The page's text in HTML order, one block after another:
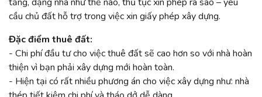
cầu chủ đất hỗ trợ trong việc xin giấy phép xây dựng.
Đặc điểm thuê đất:
- Chi phí đầu tư cho việc thuê đất sẽ cao hơn so với nhà hoàn
thiện vì bạn phải xây dựng mới hoàn toàn.
- Hiện tại có rất nhiều phương án cho việc xây dựng như: nhà